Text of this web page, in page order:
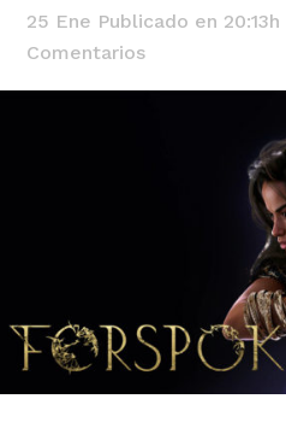
25 Ene Publicado en 20:13h
Comentarios